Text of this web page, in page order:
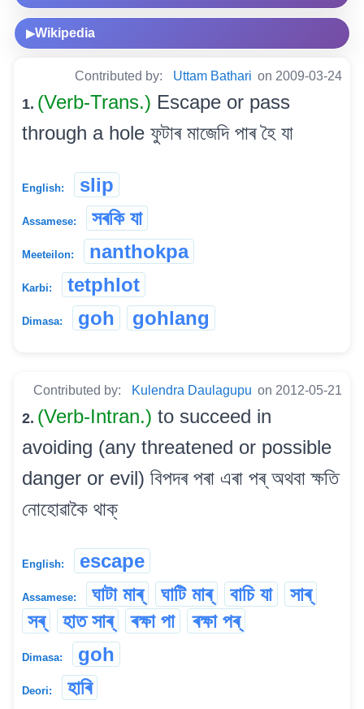
▶Wikipedia
Contributed by: Uttam Bathari on 2009-03-24
1. (Verb-Trans.) Escape or pass
through a hole ফুটাৰ মাজেদি পাৰ হৈ যা
English: slip
Assamese: সৰকি যা
Meeteilon: nanthokpa
Karbi: tetphlot
Dimasa: goh gohlang
Contributed by: Kulendra Daulagupu on 2012-05-21
2. (Verb-Intran.) to succeed in
avoiding (any threatened or possible
danger or evil) বিপদৰ পৰা এৰা পৰ্ অথবা ক্ষতি
নোহোৱাকৈ থাক্
English: escape
Assamese: ঘাটা মাৰ্ ঘাটি মাৰ্ বাচি যা
সাৰ্
সৰ্
হাত সাৰ্ ৰক্ষা পা ৰক্ষা পৰ্
Dimasa: goh
Deori: হাৰি